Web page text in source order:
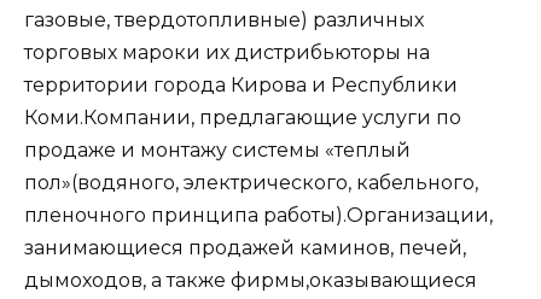
газовые, твердотопливные) различных
торговых мароки их дистрибьюторы на
территории города Кирова и Республики
Коми.Компании, предлагающие услуги по
продаже и монтажу системы «теплый
пол»(водяного, электрического, кабельного,
пленочного принципа работы).Организации,
занимающиеся продажей каминов, печей,
дымоходов, а также фирмы,оказывающиеся